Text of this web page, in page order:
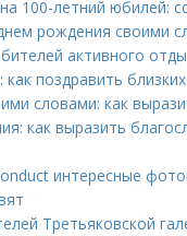
100-летний юбилей:
рождения своими
активного
поздравить
словами: как
как выразить
интересные
Третьяковской